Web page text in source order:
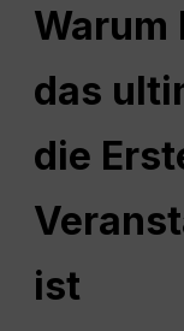
Warum
das
die
ist